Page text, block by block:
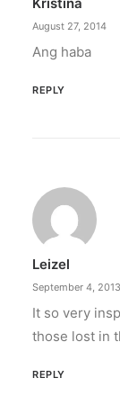
August 27, 2014
Ang haba
REPLY
Leizel
September 4, 2013
It so very
those lost in
REPLY